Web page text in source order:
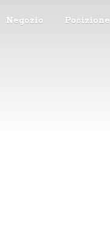
Negozio Posizione